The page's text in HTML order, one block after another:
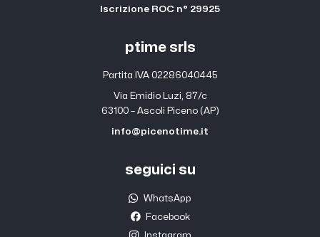
Iscrizione ROC n° 29925
ptime srls
Partita IVA 02286040445
Via Emidio Luzi, 87/c
63100 – Ascoli Piceno (AP)
info@picenotime.it
seguici su
WhatsApp
Facebook